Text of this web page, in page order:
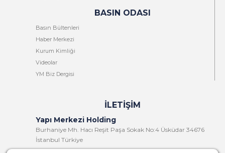
BASIN ODASI
Basın Bültenleri
Haber Merkezi
Kurum Kimliği
Videolar
YM Biz Dergisi
İLETIŞIM
Yapı Merkezi Holding
Burhaniye Mh. Hacı Reşit Paşa Sokak No:4 Üsküdar 34676
İstanbul Türkiye